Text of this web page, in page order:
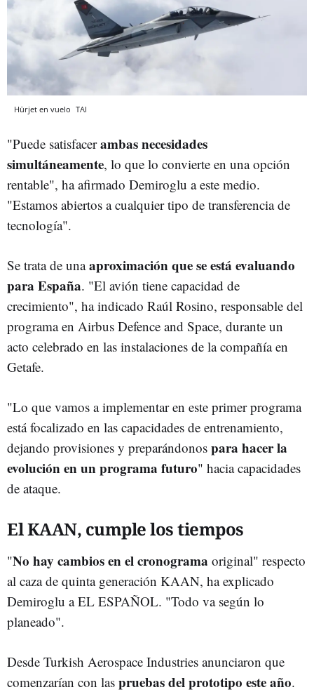
Hürjet en vuelo TAI
"Puede satisfacerambas necesidades
simultáneamente, lo que lo convierte en una opción
rentable", ha afirmado Demiroglu a este medio.
"Estamos abiertos a cualquier tipo de transferencia de
tecnología".
Se trata de unaaproximación que se está evaluando
para España. "El avión tiene capacidad de
crecimiento", ha indicado Raúl Rosino, responsable del
programa en Airbus Defence and Space, durante un
acto celebrado en las instalaciones de la compañía en
Getafe.
"Lo que vamos a implementar en este primer programa
está focalizado en las capacidades de entrenamiento,
dejando provisiones y preparándonos para hacer la
evolución en un programa futuro" hacia capacidades
de ataque.
El KAAN, cumple los tiempos
"No hay cambios en el cronograma original" respecto
al caza de quinta generación KAAN, ha explicado
Demiroglu a EL ESPAÑOL. "Todo va según lo
planeado".
Desde Turkish Aerospace Industries anunciaron que
comenzarían con las pruebas del prototipo este año.